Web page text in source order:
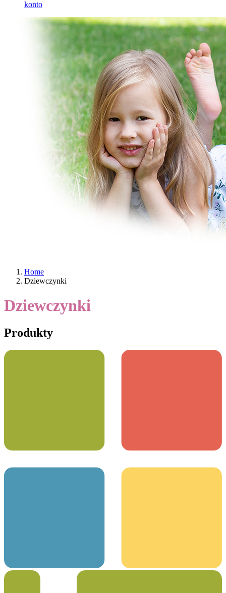
konto
Home
Dziewczynki
Dziewczynki
Produkty